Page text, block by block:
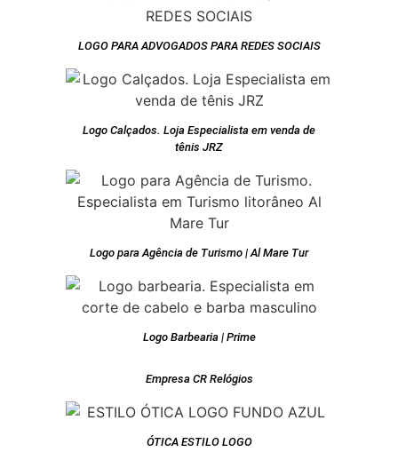
LOGO PARA ADVOGADOS PARA REDES SOCIAIS
Logo Calçados. Loja Especialista em venda de
tênis JRZ
Logo para Agência de Turismo | Al Mare Tur
Logo Barbearia | Prime
Empresa CR Relógios
ÓTICA ESTILO LOGO